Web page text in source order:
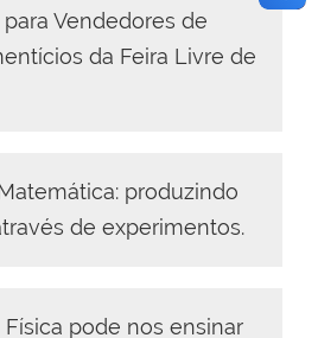
para Vendedores de
da Feira Livre de
produzindo
de experimentos.
pode nos ensinar